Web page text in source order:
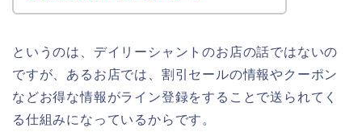
というのは、デイリーシャントのお店の話ではないの
ですが、あるお店では、割引セールの情報やクーポン
などお得な情報がライン登録をすることで送られてく
る仕組みになっているからです。